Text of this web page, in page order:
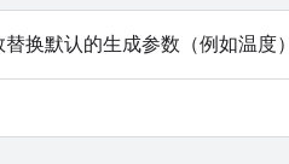
替换默认的生成参数（例如温度